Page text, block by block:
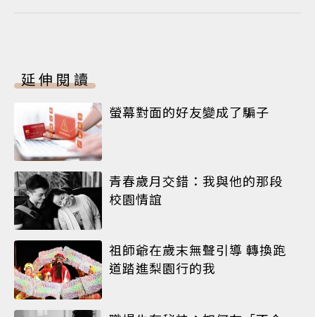
延伸閱讀
螢幕對面的好友變成了騙子
青春歲月交錯：我與他的那段
校園情誼
祖師爺在歲末無聲引導 轉換跑
道踏進梨園行的我